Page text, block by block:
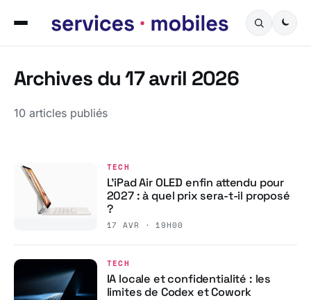
Archives du 17 avril 2026
10 articles publiés
TECH
L’iPad Air OLED enfin attendu pour
2027 : à quel prix sera-t-il proposé
?
17 AVR · 19H00
TECH
IA locale et confidentialité : les
limites de Codex et Cowork